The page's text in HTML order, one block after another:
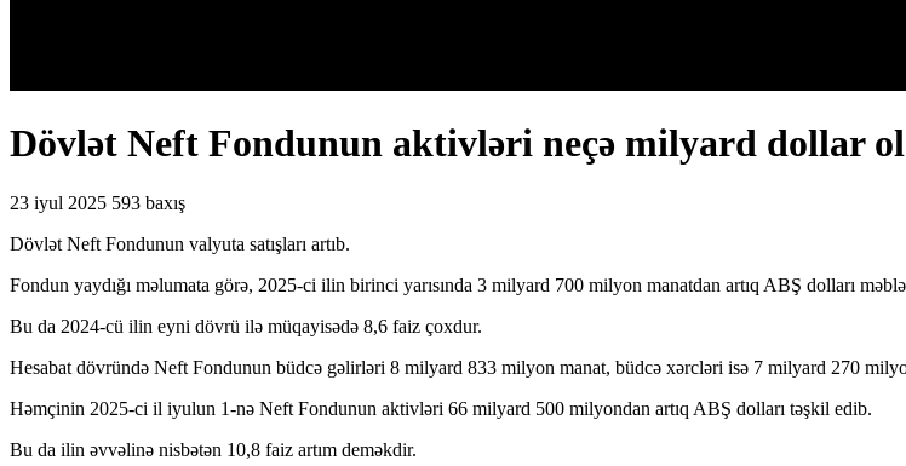
Dövlət Neft Fondunun aktivləri neçə milyard dollar
23 iyul 2025 593 baxış
Dövlət Neft Fondunun valyuta satışları artıb.
Fondun yaydığı məlumata görə, 2025-ci ilin birinci yarısında 3 milyard 700 milyon manatdan artıq ABŞ dolları
Bu da 2024-cü ilin eyni dövrü ilə müqayisədə 8,6 faiz çoxdur.
Hesabat dövründə Neft Fondunun büdcə gəlirləri 8 milyard 833 milyon manat, büdcə xərcləri isə 7 milyard 270
Həmçinin 2025-ci il iyulun 1-nə Neft Fondunun aktivləri 66 milyard 500 milyondan artıq ABŞ dolları təşkil edib.
Bu da ilin əvvəlinə nisbətən 10,8 faiz artım deməkdir.